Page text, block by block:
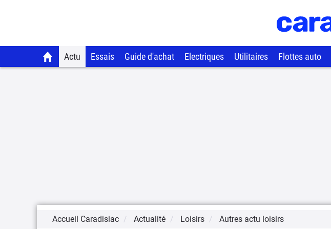
Actu Essais Guide d'achat Electriques Utilitaires Flottes auto
Accueil Caradisiac Actualité Loisirs Autres actu loisirs